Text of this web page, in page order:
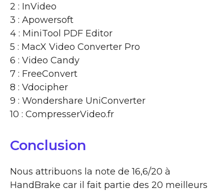
2 : InVideo
3 : Apowersoft
4 : MiniTool PDF Editor
5 : MacX Video Converter Pro
6 : Video Candy
7 : FreeConvert
8 : Vdocipher
9 : Wondershare UniConverter
10 : CompresserVideo.fr
Conclusion
Nous attribuons la note de 16,6/20 à
HandBrake car il fait partie des 20 meilleurs